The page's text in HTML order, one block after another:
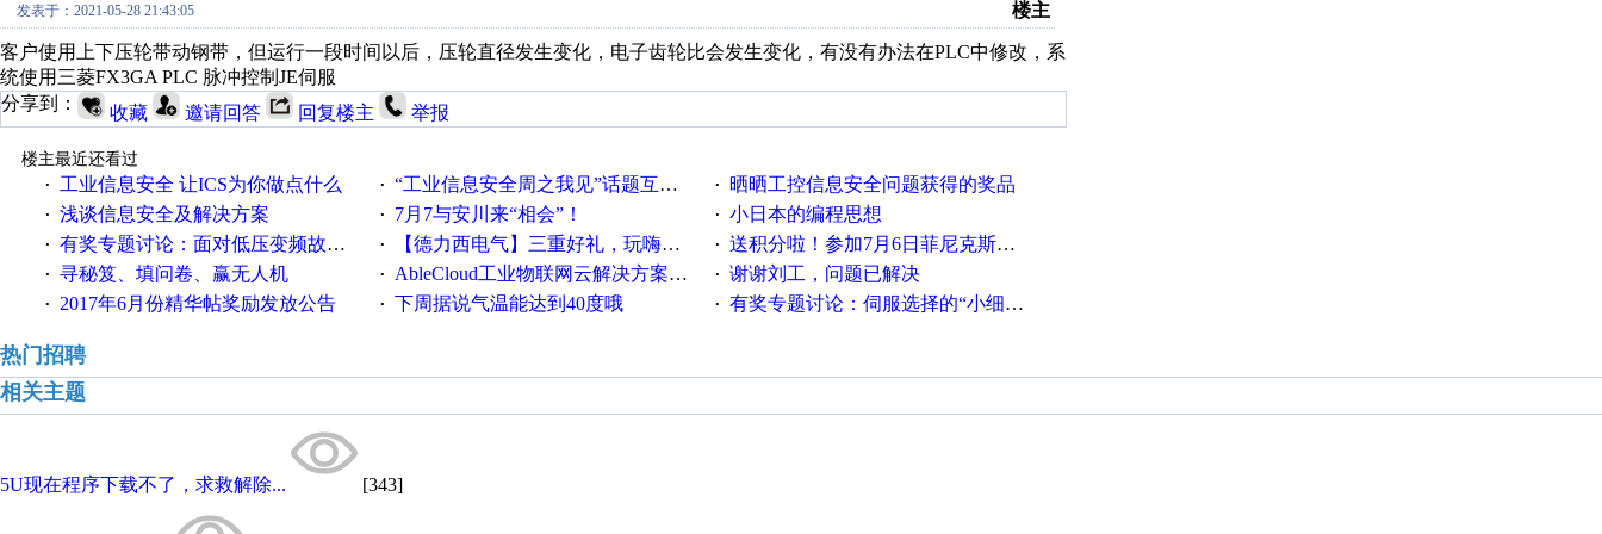
发表于：2021-05-28 21:43:05 楼主
客户使用上下压轮带动钢带，但运行一段时间以后，压轮直径发生变化，电子齿轮比会发生变化，有没有办法在PLC中修改，系
统使用三菱FX3GA PLC 脉冲控制JE伺服
分享到：
收藏 邀请回答 回复楼主 举报
楼主最近还看过
·
工业信息安全 让ICS为你做点什么 · “工业信息安全周之我见”话题互动获奖名单发布公告 · 晒晒工控信息安全问题获得的奖品
· 浅谈信息安全及解决方案 · 7月7与安川来“相会”！ · 小日本的编程思想
· 有奖专题讨论：面对低压变频故障，老手是这样解决的！ · 【德力西电气】三重好礼，玩嗨夏日！ · 送积分啦！参加7月6日菲尼克斯在线研讨会即得
· 寻秘笈、填问卷、赢无人机 · AbleCloud工业物联网云解决方案实践及应用 · 谢谢刘工，问题已解决
· 2017年6月份精华帖奖励发放公告 · 下周据说气温能达到40度哦 · 有奖专题讨论：伺服选择的“小细节大学问”奖励公告
热门招聘
相关主题
5U现在程序下载不了，求救解除... [343]